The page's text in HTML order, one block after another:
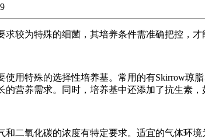
较为特殊的细菌，其培养条件需准确把控，
使用特殊的选择性培养基。常用的有Skirrow琼
营养需求。同时，培养基中还添加了抗生素
和二氧化碳的浓度有特定要求。适宜的气体环